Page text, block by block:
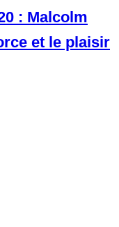
: Malcolm
et le plaisir